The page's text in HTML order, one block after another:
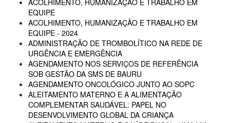
ACOLHIMENTO, HUMANIZAÇÃO E TRABALHO EM
EQUIPE
ACOLHIMENTO, HUMANIZAÇÃO E TRABALHO EM
EQUIPE - 2024
ADMINISTRAÇÃO DE TROMBOLÍTICO NA REDE DE
URGÊNCIA E EMERGÊNCIA
AGENDAMENTO NOS SERVIÇOS DE REFERÊNCIA
SOB GESTÃO DA SMS DE BAURU
AGENDAMENTO ONCOLÓGICO JUNTO AO SOPC
ALEITAMENTO MATERNO E A ALIMENTAÇÃO
COMPLEMENTAR SAUDÁVEL: PAPEL NO
DESENVOLVIMENTO GLOBAL DA CRIANÇA